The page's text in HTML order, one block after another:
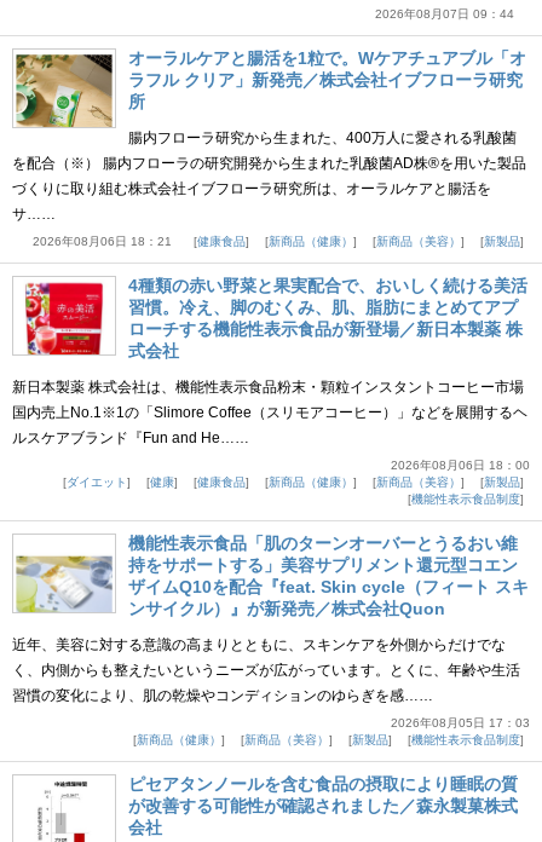
2026年08月07日 09：44
オーラルケアと腸活を1粒で。Wケアチュアブル「オ
ラフル クリア」新発売／株式会社イブフローラ研究
所
腸内フローラ研究から生まれた、400万人に愛される乳酸菌
を配合（※） 腸内フローラの研究開発から生まれた乳酸菌AD株®を用いた製品
づくりに取り組む株式会社イブフローラ研究所は、オーラルケアと腸活を
サ……
2026年08月06日 18：21 健康食品 新商品（健康） 新商品（美容） 新製品
4種類の赤い野菜と果実配合で、おいしく続ける美活
習慣。冷え、脚のむくみ、肌、脂肪にまとめてアプ
ローチする機能性表示食品が新登場／新日本製薬 株
式会社
新日本製薬 株式会社は、機能性表示食品粉末・顆粒インスタントコーヒー市場
国内売上No.1※1の「Slimore Coffee（スリモアコーヒー）」などを展開するヘ
ルスケアブランド『Fun and He……
2026年08月06日 18：00
ダイエット
健康 健康食品 新商品（健康） 新商品（美容）
新製品
機能性表示食品制度
機能性表示食品「肌のターンオーバーとうるおい維
持をサポートする」美容サプリメント還元型コエン
ザイムQ10を配合『feat. Skin cycle（フィート スキ
ンサイクル）』が新発売／株式会社Quon
近年、美容に対する意識の高まりとともに、スキンケアを外側からだけでな
く、内側からも整えたいというニーズが広がっています。とくに、年齢や生活
習慣の変化により、肌の乾燥やコンディションのゆらぎを感……
2026年08月05日 17：03
新商品（健康）
新商品（美容） 新製品 機能性表示食品制度
ピセアタンノールを含む食品の摂取により睡眠の質
が改善する可能性が確認されました／森永製菓株式
会社